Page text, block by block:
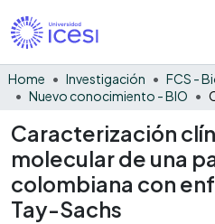
Home Investigación
FCS -
Nuevo conocimiento - BIO
Caracterización
molecular de una
colombiana con
Tay-Sachs